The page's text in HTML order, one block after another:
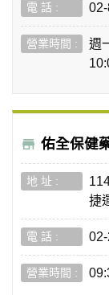
週
佑全保健
捷